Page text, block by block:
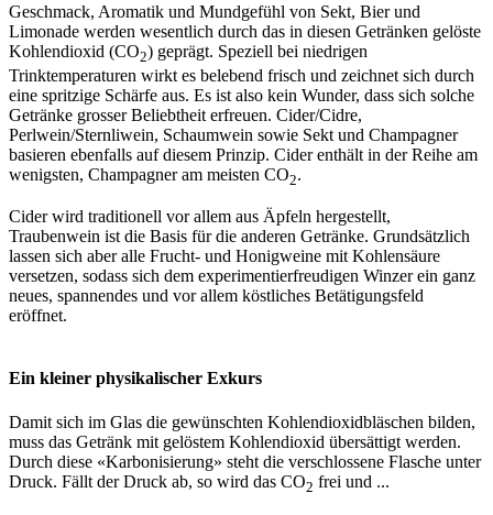
Geschmack, Aromatik und Mundgefühl von Sekt, Bier und
Limonade werden wesentlich durch das in diesen Getränken gelöste
Kohlendioxid (CO2) geprägt. Speziell bei niedrigen
Trinktemperaturen wirkt es belebend frisch und zeichnet sich durch
eine spritzige Schärfe aus. Es ist also kein Wunder, dass sich solche
Getränke grosser Beliebtheit erfreuen. Cider/Cidre,
Perlwein/Sternliwein, Schaumwein sowie Sekt und Champagner
basieren ebenfalls auf diesem Prinzip. Cider enthält in der Reihe am
wenigsten, Champagner am meisten CO2.
Cider wird traditionell vor allem aus Äpfeln hergestellt,
Traubenwein ist die Basis für die anderen Getränke. Grundsätzlich
lassen sich aber alle Frucht- und Honigweine mit Kohlensäure
versetzen, sodass sich dem experimentierfreudigen Winzer ein ganz
neues, spannendes und vor allem köstliches Betätigungsfeld
eröffnet.
Ein kleiner physikalischer Exkurs
Damit sich im Glas die gewünschten Kohlendioxidbläschen bilden,
muss das Getränk mit gelöstem Kohlendioxid übersättigt werden.
Durch diese «Karbonisierung» steht die verschlossene Flasche unter
Druck. Fällt der Druck ab, so wird das CO2 frei und ...